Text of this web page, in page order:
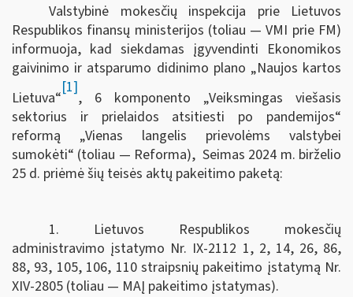
Valstybinė mokesčių inspekcija prie Lietuvos
Respublikos finansų ministerijos (toliau — VMI prie FM)
informuoja, kad siekdamas įgyvendinti Ekonomikos
gaivinimo ir atsparumo didinimo plano „Naujos kartos
Lietuva“
[1]
, 6 komponento „Veiksmingas viešasis
sektorius ir prielaidos atsitiesti po pandemijos“
reformą „Vienas langelis prievolėms valstybei
sumokėti“ (toliau — Reforma), Seimas 2024 m. birželio
25 d. priėmė šių teisės aktų pakeitimo paketą:
1. Lietuvos Respublikos mokesčių
administravimo įstatymo Nr. IX-2112 1, 2, 14, 26, 86,
88, 93, 105, 106, 110 straipsnių pakeitimo įstatymą Nr.
XIV-2805 (toliau — MAĮ pakeitimo įstatymas).